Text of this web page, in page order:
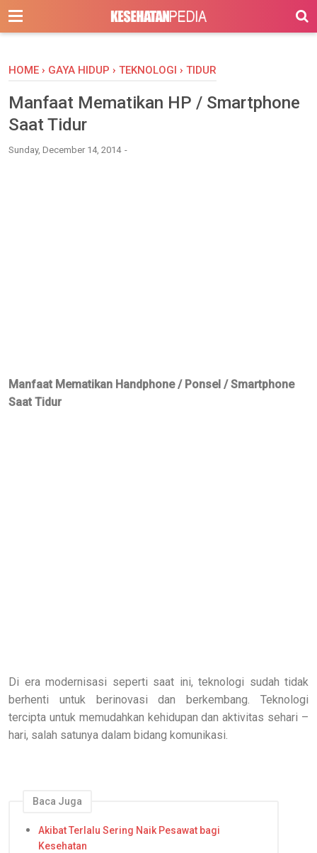
-->
HOME › GAYA HIDUP › TEKNOLOGI › TIDUR
Manfaat Mematikan HP / Smartphone
Saat Tidur
Sunday, December 14, 2014
Manfaat Mematikan Handphone / Ponsel / Smartphone
Saat Tidur
Di era modernisasi seperti saat ini, teknologi sudah tidak
berhenti untuk berinovasi dan berkembang. Teknologi
tercipta untuk memudahkan kehidupan dan aktivitas sehari –
hari, salah satunya dalam bidang komunikasi.
Baca Juga
Akibat Terlalu Sering Naik Pesawat bagi
Kesehatan